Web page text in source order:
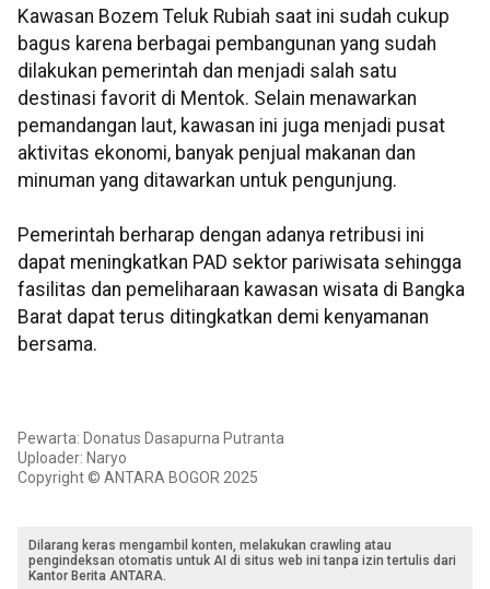
Kawasan Bozem Teluk Rubiah saat ini sudah cukup
bagus karena berbagai pembangunan yang sudah
dilakukan pemerintah dan menjadi salah satu
destinasi favorit di Mentok. Selain menawarkan
pemandangan laut, kawasan ini juga menjadi pusat
aktivitas ekonomi, banyak penjual makanan dan
minuman yang ditawarkan untuk pengunjung.
Pemerintah berharap dengan adanya retribusi ini
dapat meningkatkan PAD sektor pariwisata sehingga
fasilitas dan pemeliharaan kawasan wisata di Bangka
Barat dapat terus ditingkatkan demi kenyamanan
bersama.
Pewarta: Donatus Dasapurna Putranta
Uploader: Naryo
Copyright © ANTARA BOGOR 2025
Dilarang keras mengambil konten, melakukan crawling atau
pengindeksan otomatis untuk AI di situs web ini tanpa izin tertulis dari
Kantor Berita ANTARA.